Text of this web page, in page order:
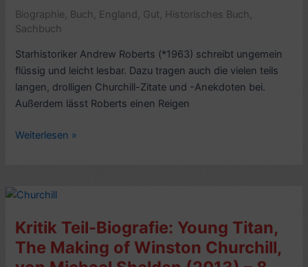
Biographie, Buch , England, Gut, Historisches Buch ,
Sachbuch
Starhistoriker Andrew Roberts (*1963) schreibt ungemein
flüssig und leicht lesbar. Dazu tragen auch die vielen teils
langen, drolligen Churchill-Zitate und -Anekdoten bei.
Außerdem lässt Roberts einen Reigen
Kritik
with
von
Andrew
Weiterlesen »
Kritik Teil-Biografie: Young Titan,
The Making of Winston Churchill,